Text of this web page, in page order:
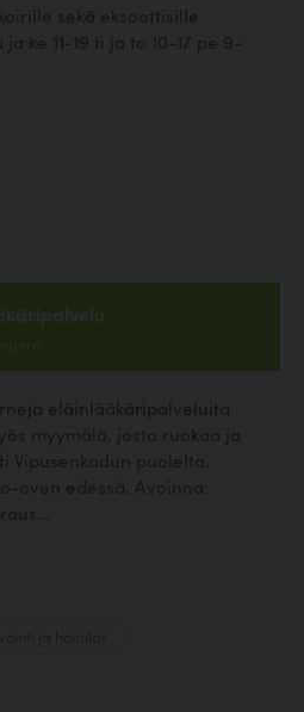
sekä eksoottisille
ke 11-19 ti ja to 10-17 pe 9-
eläinlääkäripalveluita
myymälä, josta ruokaa ja
Vipusenkadun puolelta.
oven edessä. Avoinna: